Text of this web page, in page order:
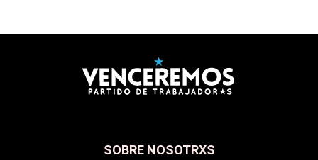
SOBRE NOSOTRXS